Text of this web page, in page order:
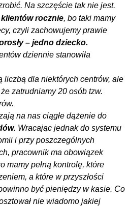
Na szczęście tak nie jest.
rocznie, bo taki mamy
czyli zachowujemy prawie
– jedno dziecko.
dziennie stanowiła
liczbą dla niektórych centrów, ale
zatrudniamy 20 osób tzw.
na nas ciągłe dążenie do
. Wracając jednak do systemu
i przy poszczególnych
pracownik ma obowiązek
mamy pełną kontrolę, które
a które w przyszłości
być pieniędzy w kasie. Co
nie wiadomo jakiej